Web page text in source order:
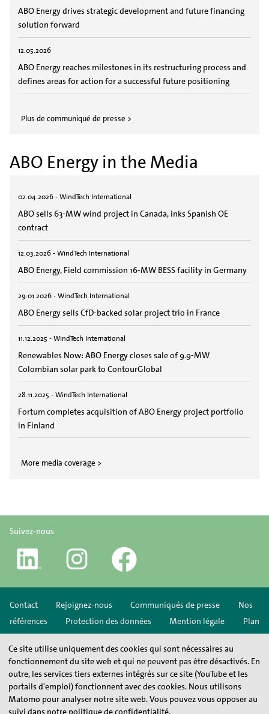
Ce site utilise uniquement des cookies qui sont nécessaires au
fonctionnement du site web et qui ne peuvent pas être désactivés. En
outre, les services tiers externes intégrés sur ce site (YouTube et les
portails d'emploi) fonctionnent avec des cookies. Nous utilisons
Matomo pour analyser notre site web. Vous pouvez vous opposer au
suivi dans notre politique de confidentialité.
ABO Energy in the Media
ABO Energy drives strategic development and future financing
solution forward
12.05.2026
ABO Energy reaches milestones in its restructuring process and
defines areas for action for a successful future positioning
02.04.2026 - WindTech International
ABO sells 63-MW wind project in Canada, inks Spanish OE
contract
12.03.2026 - WindTech International
ABO Energy, Field commission 16-MW BESS facility in Germany
29.01.2026 - WindTech International
ABO Energy sells CfD-backed solar project trio in France
11.12.2025 - WindTech International
Renewables Now: ABO Energy closes sale of 9.9-MW
Colombian solar park to ContourGlobal
28.11.2025 - WindTech International
Fortum completes acquisition of ABO Energy project portfolio
in Finland
Plus de communiqué de presse >
More media coverage >
Suivez-nous
Contact Rejoignez-nous Communiqués de presse
Nos
références
Protection des données Mention légale
Plan
du site